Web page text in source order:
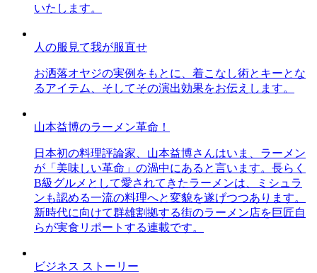
いたします。
人の服見て我が服直せ
お洒落オヤジの実例をもとに、着こなし術とキーとな
るアイテム、そしてその演出効果をお伝えします。
山本益博のラーメン革命！
日本初の料理評論家、山本益博さんはいま、ラーメン
が「美味しい革命」の渦中にあると言います。長らく
B級グルメとして愛されてきたラーメンは、ミシュラ
ンも認める一流の料理へと変貌を遂げつつあります。
新時代に向けて群雄割拠する街のラーメン店を巨匠自
らが実食リポートする連載です。
ビジネス ストーリー